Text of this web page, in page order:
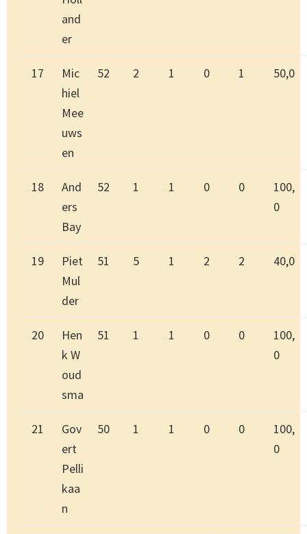
and
er
17
Mic
hiel
Mee
uws
en
52 2 1 0 1 50,0
18
And
ers
Bay
52 1 1 0 0
100,
0
19
Piet
Mul
der
51 5 1 2 2 40,0
20
Hen
k W
oud
sma
51 1 1 0 0
100,
0
21
Gov
ert
Pelli
kaa
n
50 1 1 0 0
100,
0